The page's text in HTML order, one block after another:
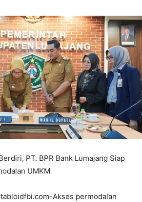
PT. BPR Bank Lumajang Siap
UMKM
Akses permodalan